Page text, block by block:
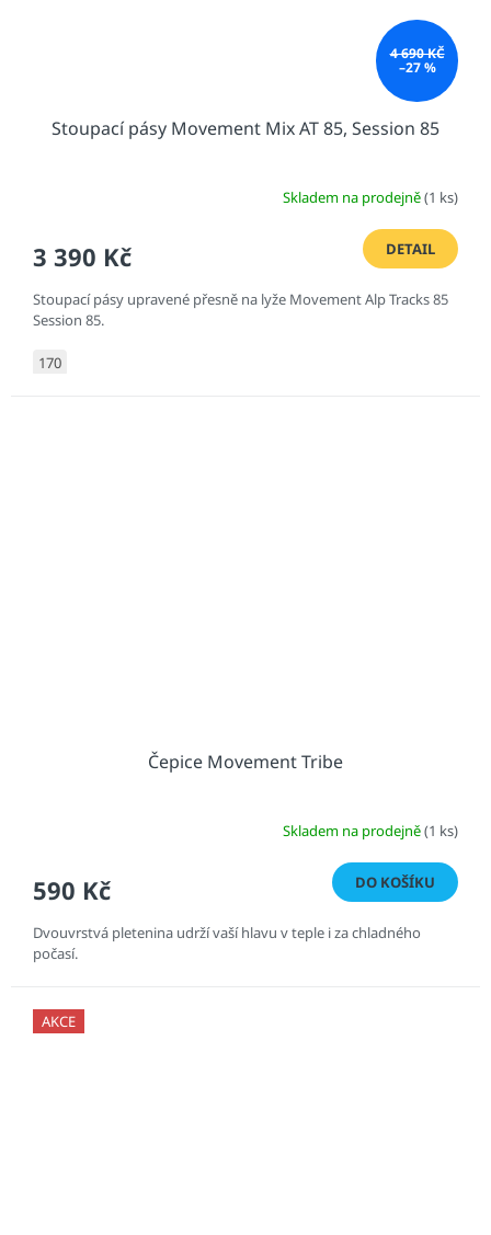
4 690 KČ
–27 %
Stoupací pásy Movement Mix AT 85, Session 85
Skladem na prodejně(1 ks)
3 390 Kč DETAIL
Stoupací pásy upravené přesně na lyže Movement Alp Tracks 85
Session 85.
170
Čepice Movement Tribe
Skladem na prodejně(1 ks)
590 Kč DO KOŠÍKU
Dvouvrstvá pletenina udrží vaší hlavu v teple i za chladného
počasí.
AKCE